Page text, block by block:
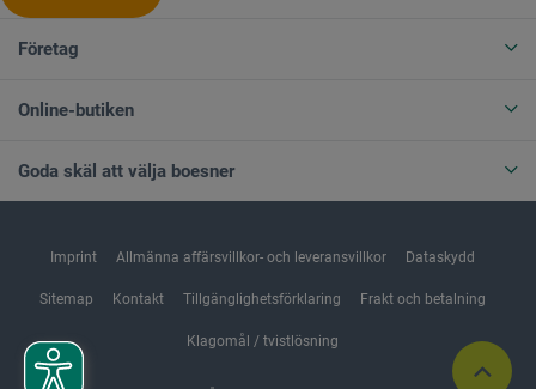
Företag
Online-butiken
Goda skäl att välja boesner
Imprint Allmänna affärsvillkor- och leveransvillkor Dataskydd
Sitemap Kontakt Tillgänglighetsförklaring Frakt och betalning
Klagomål / tvistlösning